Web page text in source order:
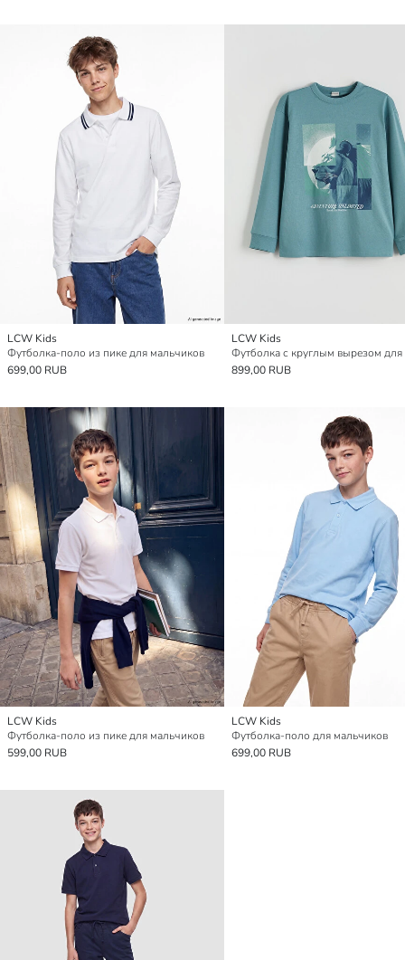
LCW Kids
Футболка-поло из пике для мальчиков
699,00 RUB
LCW Kids
899,00 RUB
LCW Kids
Футболка-поло из пике для мальчиков
599,00 RUB
LCW Kids
Футболка-поло для мальчиков
699,00 RUB